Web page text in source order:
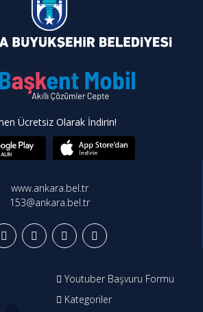
Ücretsiz Olarak İndirin!
www.ankara.bel.tr
153@ankara.bel.tr
Youtuber Başvuru Formu
Kategoriler